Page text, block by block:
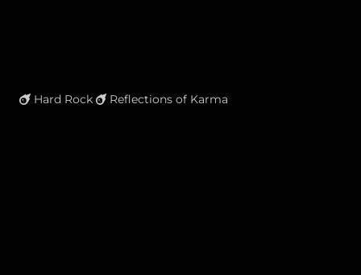
Hard Rock Reflections of Karma